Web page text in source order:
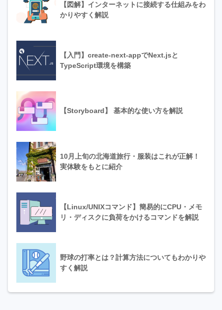
【図解】インターネットに接続する仕組みをわ
かりやすく解説
【入門】create-next-appでNext.jsと
TypeScript環境を構築
【Storyboard】 基本的な使い方を解説
10月上旬の北海道旅行・服装はこれが正解！
実体験をもとに紹介
【Linux/UNIXコマンド】簡易的にCPU・メモ
リ・ディスクに負荷をかけるコマンドを解説
野球の打率とは？計算方法についてもわかりや
すく解説